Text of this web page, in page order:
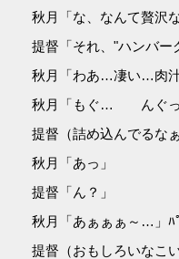
秋月「な、なんて贅
提督「それ、"ハンバー
秋月「わあ…凄い…肉
秋月「もぐ… んぐっ
提督（詰め込んでるなぁ
秋月「あっ」
提督「ん？」
秋月「あぁぁぁ～…」ﾊ
提督（おもしろいなこい